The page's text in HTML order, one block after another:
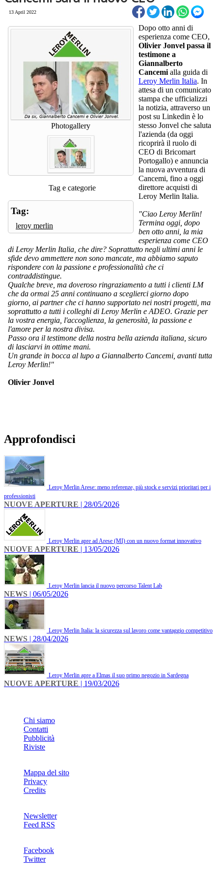
13 April 2022
Photogallery
Tag e categorie
Tag:
leroy merlin
Dopo otto anni di
esperienza come CEO,
Olivier Jonvel passa il
testimone a
Giannalberto
Cancemi alla guida di
Leroy Merlin Italia. In
attesa di un comunicato
stampa che ufficializzi
la notizia, attraverso un
post su Linkedin è lo
stesso Jonvel che saluta
l'azienda (da oggi
ricoprirà il ruolo di
CEO di Bricomart
Portogallo) e annuncia
la nuova avventura di
Cancemi, fino a oggi
direttore acquisti di
Leroy Merlin Italia.
"Ciao Leroy Merlin!
Termina oggi, dopo
ben otto anni, la mia
esperienza come CEO
di Leroy Merlin Italia, che dire? Soprattutto negli ultimi anni le
sfide devo ammettere non sono mancate, ma abbiamo saputo
rispondere con la passione e professionalità che ci
contraddistingue.
Qualche breve, ma doveroso ringraziamento a tutti i clienti LM
che da ormai 25 anni continuano a sceglierci giorno dopo
giorno, ai partner che ci hanno supportato nei nostri progetti, ma
soprattutto a tutti i colleghi di Leroy Merlin e ADEO. Grazie per
la vostra energia, l'accoglienza, la generosità, la passione e
l'amore per la nostra divisa.
Passo ora il testimone della nostra bella azienda italiana, sicuro
di lasciarvi in ottime mani.
Un grande in bocca al lupo a Giannalberto Cancemi, avanti tutta
Leroy Merlin!"
Olivier Jonvel
Approfondisci
Leroy Merlin Arese: meno referenze, più stock e servizi prioritari per i
professionisti
NUOVE APERTURE | 28/05/2026
Leroy Merlin apre ad Arese (MI) con un nuovo format innovativo
NUOVE APERTURE | 13/05/2026
Leroy Merlin lancia il nuovo percorso Talent Lab
NEWS | 06/05/2026
Leroy Merlin Italia: la sicurezza sul lavoro come vantaggio competitivo
NEWS | 28/04/2026
Leroy Merlin apre a Elmas il suo primo negozio in Sardegna
NUOVE APERTURE | 19/03/2026
Chi siamo
Contatti
Pubblicità
Riviste
Mappa del sito
Privacy
Credits
Newsletter
Feed RSS
Facebook
Twitter